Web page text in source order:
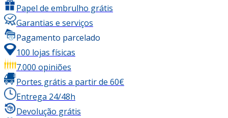
Papel de embrulho grátis
Garantias e serviços
Pagamento parcelado
100 lojas físicas
7.000 opiniões
Portes grátis a partir de 60€
Entrega 24/48h
Devolução grátis